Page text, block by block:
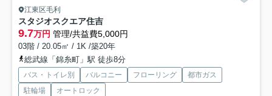
江東区毛利
スタジオスクエア住吉
9.7万円 管理/共益費5,000円
03階 / 20.05㎡ / 1K /築20年
総武線「錦糸町」駅 徒歩8分
バス・トイレ別 バルコニー フローリング
都市ガス
駐輪場
オートロック